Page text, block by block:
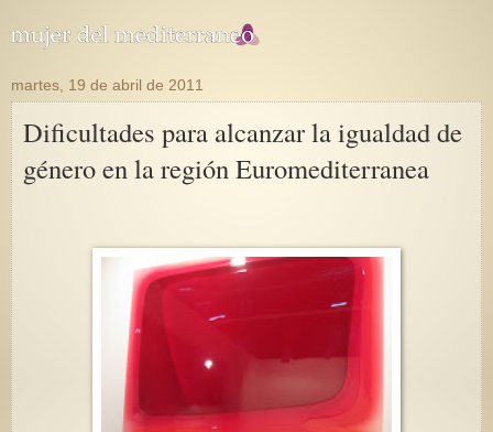
martes, 19 de abril de 2011
Dificultades para alcanzar la igualdad de
género en la región Euromediterranea